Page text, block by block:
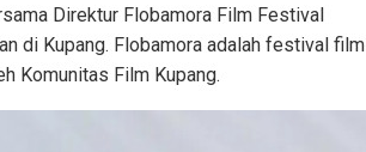
Direktur Flobamora Film Festival
di Kupang. Flobamora adalah festival film
Komunitas Film Kupang.